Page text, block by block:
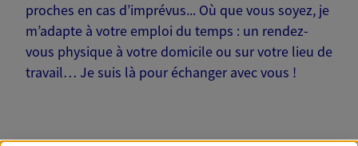
proches en cas d’imprévus... Où que vous soyez, je
m’adapte à votre emploi du temps : un rendez-
vous physique à votre domicile ou sur votre lieu de
travail… Je suis là pour échanger avec vous !